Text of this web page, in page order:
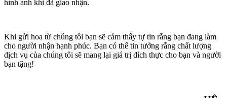
hình ảnh khi đã giao nhận.
Khi gửi hoa từ chúng tôi bạn sẽ cảm thấy tự tin rằng bạn đang làm
cho người nhận hạnh phúc. Bạn có thể tin tưởng rằng chất lượng
dịch vụ của chúng tôi sẽ mang lại giá trị đích thực cho bạn và người
bạn tặng!